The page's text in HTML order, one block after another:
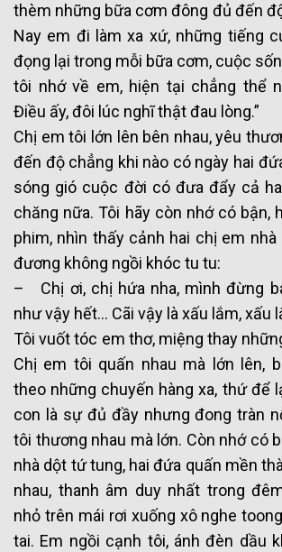
thèm những bữa cơm đông đủ đến
Nay em đi làm xa xứ, những tiếng
đọng lại trong mỗi bữa cơm, cuộc
tôi nhớ về em, hiện tại chẳng thể
Điều ấy, đôi lúc nghĩ thật đau lòng.”
Chị em tôi lớn lên bên nhau, yêu
đến độ chẳng khi nào có ngày hai
sóng gió cuộc đời có đưa đẩy cả
chăng nữa. Tôi hãy còn nhớ có bận,
phim, nhìn thấy cảnh hai chị em nhà
đương không ngồi khóc tu tu:
– Chị ơi, chị hứa nha, mình đừng
như vậy hết… Cãi vậy là xấu lắm, xấu
Tôi vuốt tóc em thơ, miệng thay
Chị em tôi quấn nhau mà lớn lên,
theo những chuyến hàng xa, thứ để
con là sự đủ đầy nhưng đong tràn
tôi thương nhau mà lớn. Còn nhớ có
nhà dột tứ tung, hai đứa quấn mền
nhau, thanh âm duy nhất trong
nhỏ trên mái rơi xuống xô nghe
tai. Em ngồi cạnh tôi, ánh đèn dầu